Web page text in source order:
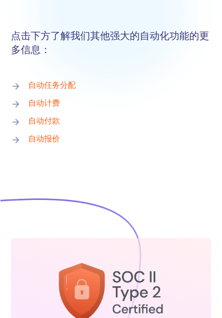
点击下方了解我们其他强大的自动化功能的更
多信息：
自动任务分配
自动计费
自动付款
自动报价